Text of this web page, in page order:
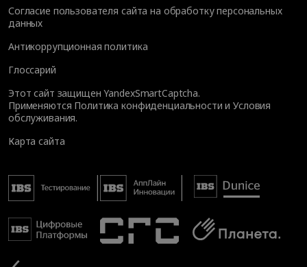
Согласие пользователя сайта на обработку персональных
данных
Антикоррупционная политика
Глоссарий
Этот сайт защищен YandexSmartCaptcha.
Применяются Политика конфиденциальности иУсловия
обслуживания.
Карта сайта